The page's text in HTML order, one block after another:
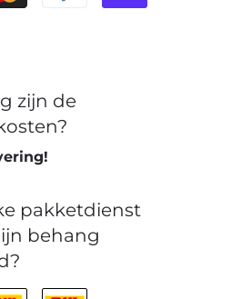
zijn de
pakketdienst
behang